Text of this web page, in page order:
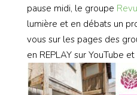
pause midi, le groupe
lumière et en débats un
vous sur les pages des
en REPLAY sur YouTube